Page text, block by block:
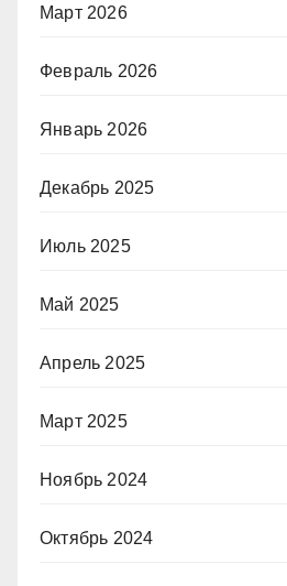
Март 2026
Февраль 2026
Январь 2026
Декабрь 2025
Июль 2025
Май 2025
Апрель 2025
Март 2025
Ноябрь 2024
Октябрь 2024